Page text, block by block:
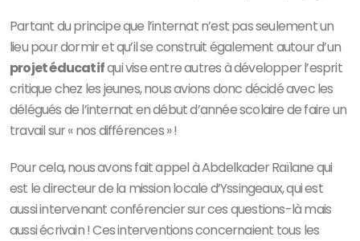
Partant du principe que l’internat n’est pas seulement un
lieu pour dormir et qu’il se construit également autour d’un
projet éducatifqui vise entre autres à développer l’esprit
critique chez les jeunes, nous avions donc décidé avec les
délégués de l’internat en début d’année scolaire de faire un
travail sur « nos différences » !
Pour cela, nous avons fait appel à Abdelkader Raïlane qui
est le directeur de la mission locale d’Yssingeaux, qui est
aussi intervenant conférencier sur ces questions-là mais
aussi écrivain ! Ces interventions concernaient tous les